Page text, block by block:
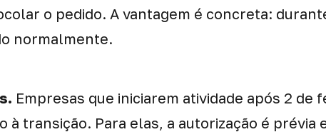
o pedido. A vantagem é concreta:
normalmente.
Empresas que iniciarem atividade após 2 de
à transição. Para elas, a autorização é prévia